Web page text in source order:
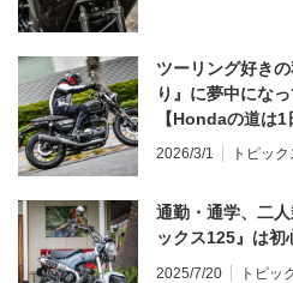
ツーリング好き
り』に夢中にな
【Hondaの道は
ンプレ・レビュー
2026/3/1 トピック
通勤・通学、二
ックス125』は初
2025/7/20 トピッ